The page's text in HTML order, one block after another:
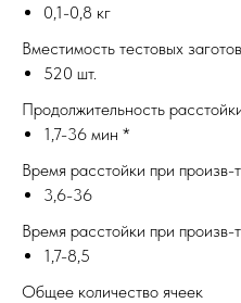
0,1-0,8 кг
Вместимость тестовых
520 шт.
Продолжительность
1,7-36 мин *
Время расстойки при произв-
3,6-36
Время расстойки при произв-
1,7-8,5
Общее количество ячеек